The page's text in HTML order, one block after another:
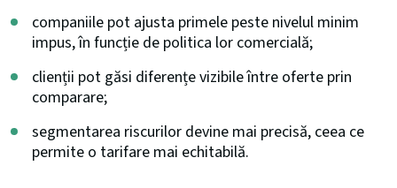
companiile pot ajusta primele peste nivelul minim
impus, în funcție de politica lor comercială;
clienții pot găsi diferențe vizibile între oferte prin
comparare;
segmentarea riscurilor devine mai precisă, ceea ce
permite o tarifare mai echitabilă.